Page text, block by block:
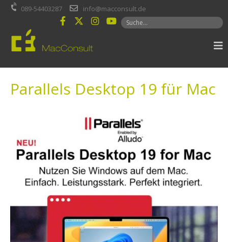
springen089-54403287 info@macconsult.de
Parallels Desktop 19 für Mac